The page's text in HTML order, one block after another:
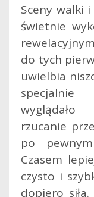
Sceny walki
świetnie
do tych
uwielbia
rzucanie
po
Czasem
czysto i
dopiero